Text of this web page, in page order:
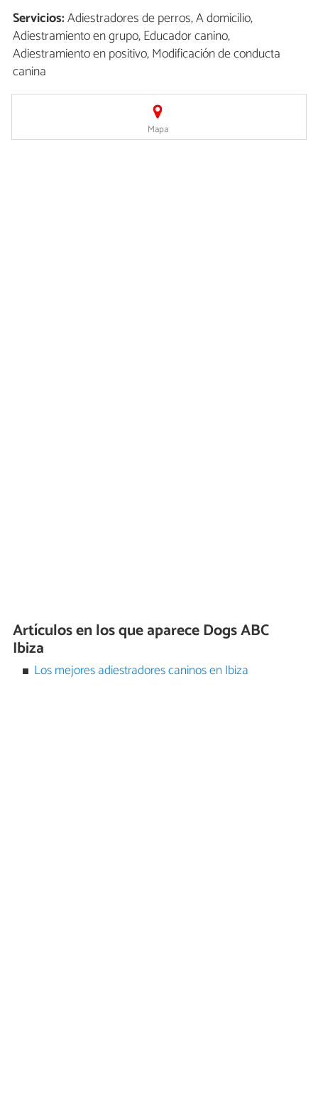
Servicios:Adiestradores de perros, A domicilio,
Adiestramiento en grupo, Educador canino,
Adiestramiento en positivo, Modificación de conducta
canina
Mapa
Artículos en los que aparece Dogs ABC
Ibiza
Los mejores adiestradores caninos en Ibiza